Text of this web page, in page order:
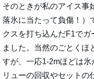
そのときが私のアイス事
落氷に当たって負傷！）
クスを打ち込んだF1で
ました。当然のごとくほ
すが、一応1-2mほどは
リューの回収やセットの